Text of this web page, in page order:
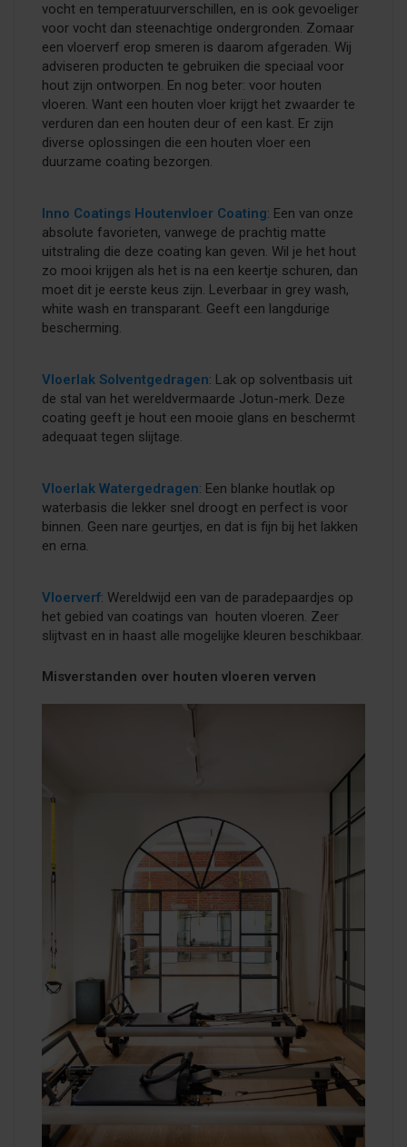
vocht en temperatuurverschillen, en is ook gevoeliger
voor vocht dan steenachtige ondergronden. Zomaar
een vloerverf erop smeren is daarom afgeraden. Wij
adviseren producten te gebruiken die speciaal voor
hout zijn ontworpen. En nog beter: voor houten
vloeren. Want een houten vloer krijgt het zwaarder te
verduren dan een houten deur of een kast. Er zijn
diverse oplossingen die een houten vloer een
duurzame coating bezorgen.
Inno Coatings Houtenvloer Coating: Een van onze
absolute favorieten, vanwege de prachtig matte
uitstraling die deze coating kan geven. Wil je het hout
zo mooi krijgen als het is na een keertje schuren, dan
moet dit je eerste keus zijn. Leverbaar in grey wash,
white wash en transparant. Geeft een langdurige
bescherming.
Vloerlak Solventgedragen: Lak op solventbasis uit
de stal van het wereldvermaarde Jotun-merk. Deze
coating geeft je hout een mooie glans en beschermt
adequaat tegen slijtage.
Vloerlak Watergedragen: Een blanke houtlak op
waterbasis die lekker snel droogt en perfect is voor
binnen. Geen nare geurtjes, en dat is fijn bij het lakken
en erna.
Vloerverf: Wereldwijd een van de paradepaardjes op
het gebied van coatings van houten vloeren. Zeer
slijtvast en in haast alle mogelijke kleuren beschikbaar.
Misverstanden over houten vloeren verven